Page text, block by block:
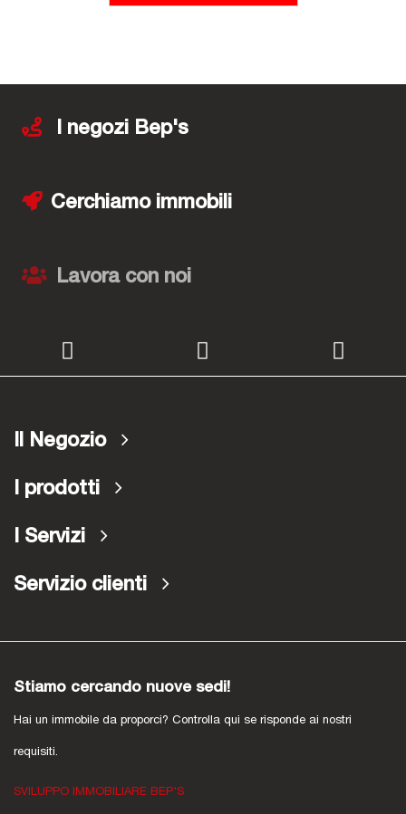
I negozi Bep's
Cerchiamo immobili
Lavora con noi
Il Negozio
I prodotti
I Servizi
Servizio clienti
Stiamo cercando nuove sedi!
Hai un immobile da proporci? Controlla qui se risponde ai nostri
requisiti.
SVILUPPO IMMOBILIARE BEP'S